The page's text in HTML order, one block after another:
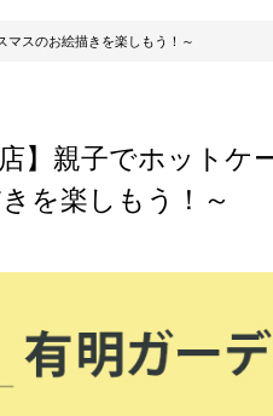
マスのお絵描きを楽しもう！～
】親子でホットケ
を楽しもう！～